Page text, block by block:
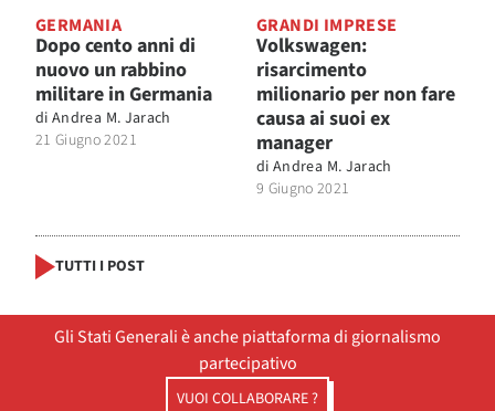
GERMANIA
Dopo cento anni di
nuovo un rabbino
militare in Germania
di Andrea M. Jarach
21 Giugno 2021
GRANDI IMPRESE
Volkswagen:
risarcimento
milionario per non fare
causa ai suoi ex
manager
di Andrea M. Jarach
9 Giugno 2021
TUTTI I POST
Gli Stati Generali è anche piattaforma di giornalismo
partecipativo
VUOI COLLABORARE ?